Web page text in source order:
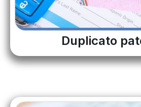
Duplicato